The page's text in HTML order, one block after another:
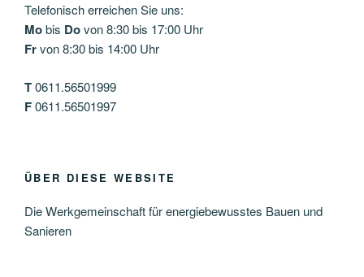
Telefonisch erreichen Sie uns:
Mobis Dovon 8:30 bis 17:00 Uhr
Frvon 8:30 bis 14:00 Uhr
T0611.56501999
F0611.56501997
ÜBER DIESE WEBSITE
Die Werkgemeinschaft für energiebewusstes Bauen und
Sanieren